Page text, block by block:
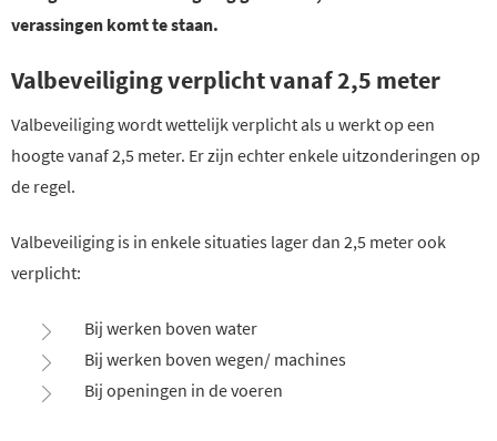
verassingen komt te staan.
Valbeveiliging verplicht vanaf 2,5 meter
Valbeveiliging wordt wettelijk verplicht als u werkt op een
hoogte vanaf 2,5 meter. Er zijn echter enkele uitzonderingen op
de regel.
Valbeveiliging is in enkele situaties lager dan 2,5 meter ook
verplicht:
Bij werken boven water
Bij werken boven wegen/ machines
Bij openingen in de voeren